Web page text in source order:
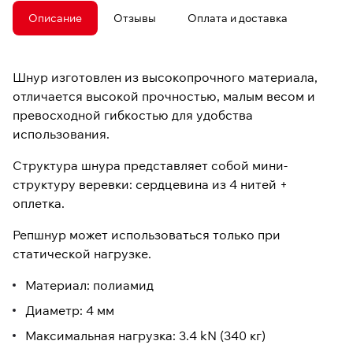
Описание Отзывы Оплата и доставка
Шнур изготовлен из высокопрочного материала,
отличается высокой прочностью, малым весом и
превосходной гибкостью для удобства
использования.
Структура шнура представляет собой мини-
структуру веревки: сердцевина из 4 нитей +
оплетка.
Репшнур может использоваться только при
статической нагрузке.
Материал: полиамид
Диаметр: 4 мм
Максимальная нагрузка: 3.4 kN (340 кг)